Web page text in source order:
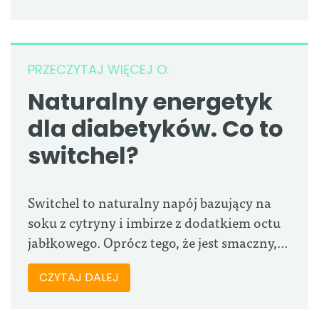
PRZECZYTAJ WIĘCEJ O:
Naturalny energetyk
dla diabetyków. Co to
switchel?
Switchel to naturalny napój bazujący na
soku z cytryny i imbirze z dodatkiem octu
jabłkowego. Oprócz tego, że jest smaczny,...
CZYTAJ DALEJ